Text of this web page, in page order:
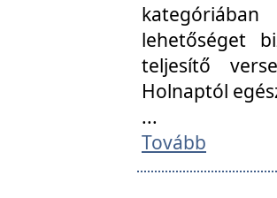
lehetőséget
teljesítő
Holnaptól
...
Tovább